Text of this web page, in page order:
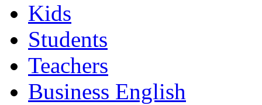
Kids
Students
Teachers
Business English